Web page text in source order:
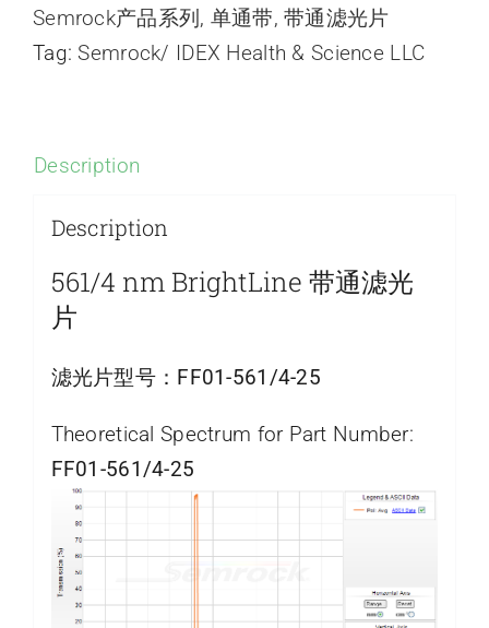
Semrock产品系列 , 单通带,带通滤光片
Tag:Semrock/ IDEX Health & Science LLC
Description
Description
561/4 nm BrightLine 带通滤光
片
滤光片型号： FF01-561/4-25
Theoretical Spectrum for Part Number:
FF01-561/4-25